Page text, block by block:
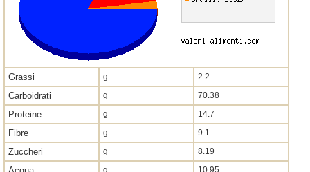
Grassi g 2.2
Carboidrati g 70.38
Proteine g 14.7
Fibre g 9.1
Zuccheri g 8.19
g 10.95